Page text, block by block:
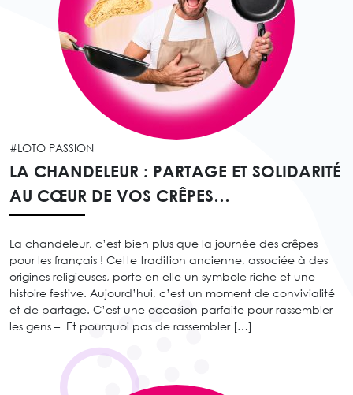
#LOTO PASSION
LA CHANDELEUR : PARTAGE ET SOLIDARITÉ
AU CŒUR DE VOS CRÊPES…
La chandeleur, c’est bien plus que la journée des crêpes
pour les français ! Cette tradition ancienne, associée à des
origines religieuses, porte en elle un symbole riche et une
histoire festive. Aujourd’hui, c’est un moment de convivialité
et de partage. C’est une occasion parfaite pour rassembler
les gens – Et pourquoi pas de rassembler […]